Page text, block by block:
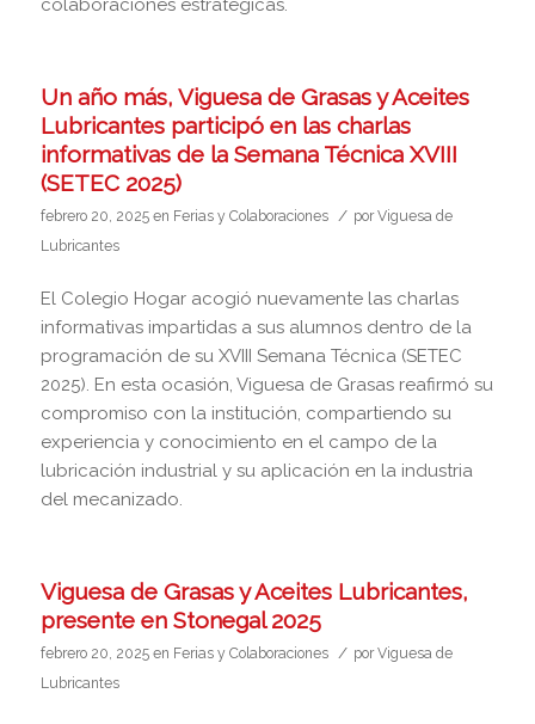
colaboraciones estratégicas.
Un año más, Viguesa de Grasas y Aceites
Lubricantes participó en las charlas
informativas de la Semana Técnica XVIII
(SETEC 2025)
febrero 20, 2025 en Ferias y Colaboraciones / porViguesa de
Lubricantes
El Colegio Hogar acogió nuevamente las charlas
informativas impartidas a sus alumnos dentro de la
programación de su XVIII Semana Técnica (SETEC
2025). En esta ocasión, Viguesa de Grasas reafirmó su
compromiso con la institución, compartiendo su
experiencia y conocimiento en el campo de la
lubricación industrial y su aplicación en la industria
del mecanizado.
Viguesa de Grasas y Aceites Lubricantes,
presente en Stonegal 2025
febrero 20, 2025 en Ferias y Colaboraciones / porViguesa de
Lubricantes